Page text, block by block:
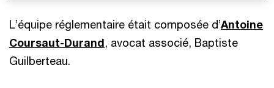
L’équipe réglementaire était composée d’Antoine
Coursaut-Durand, avocat associé, Baptiste
Guilberteau.